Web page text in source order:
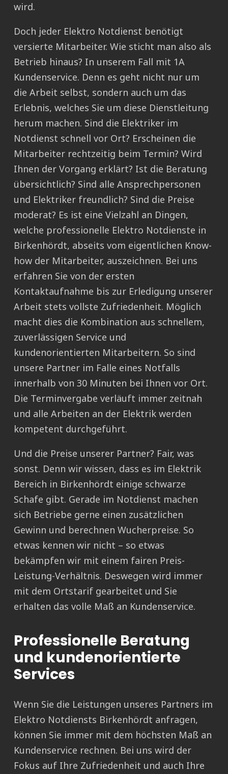
wird.
Doch jeder Elektro Notdienst benötigt
versierte Mitarbeiter. Wie sticht man also als
Betrieb hinaus? In unserem Fall mit 1A
Kundenservice. Denn es geht nicht nur um
die Arbeit selbst, sondern auch um das
Erlebnis, welches Sie um diese Dienstleitung
herum machen. Sind die Elektriker im
Notdienst schnell vor Ort? Erscheinen die
Mitarbeiter rechtzeitig beim Termin? Wird
Ihnen der Vorgang erklärt? Ist die Beratung
übersichtlich? Sind alle Ansprechpersonen
und Elektriker freundlich? Sind die Preise
moderat? Es ist eine Vielzahl an Dingen,
welche professionelle Elektro Notdienste in
Birkenhördt, abseits vom eigentlichen Know-
how der Mitarbeiter, auszeichnen. Bei uns
erfahren Sie von der ersten
Kontaktaufnahme bis zur Erledigung unserer
Arbeit stets vollste Zufriedenheit. Möglich
macht dies die Kombination aus schnellem,
zuverlässigen Service und
kundenorientierten Mitarbeitern. So sind
unsere Partner im Falle eines Notfalls
innerhalb von 30 Minuten bei Ihnen vor Ort.
Die Terminvergabe verläuft immer zeitnah
und alle Arbeiten an der Elektrik werden
kompetent durchgeführt.
Und die Preise unserer Partner? Fair, was
sonst. Denn wir wissen, dass es im Elektrik
Bereich in Birkenhördt einige schwarze
Schafe gibt. Gerade im Notdienst machen
sich Betriebe gerne einen zusätzlichen
Gewinn und berechnen Wucherpreise. So
etwas kennen wir nicht – so etwas
bekämpfen wir mit einem fairen Preis-
Leistung-Verhältnis. Deswegen wird immer
mit dem Ortstarif gearbeitet und Sie
erhalten das volle Maß an Kundenservice.
Professionelle Beratung
und kundenorientierte
Services
Wenn Sie die Leistungen unseres Partners im
Elektro Notdiensts Birkenhördt anfragen,
können Sie immer mit dem höchsten Maß an
Kundenservice rechnen. Bei uns wird der
Fokus auf Ihre Zufriedenheit und auch Ihre